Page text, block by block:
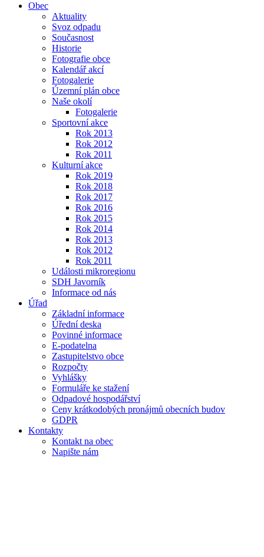
Obec
Aktuality
Svoz odpadu
Současnost
Historie
Fotografie obce
Kalendář akcí
Fotogalerie
Územní plán obce
Naše okolí
Fotogalerie
Sportovní akce
Rok 2013
Rok 2012
Rok 2011
Kulturní akce
Rok 2019
Rok 2018
Rok 2017
Rok 2016
Rok 2015
Rok 2014
Rok 2013
Rok 2012
Rok 2011
Události mikroregionu
SDH Javorník
Informace od nás
Úřad
Základní informace
Úřední deska
Povinné informace
E-podatelna
Zastupitelstvo obce
Rozpočty
Vyhlášky
Formuláře ke stažení
Odpadové hospodářství
Ceny krátkodobých pronájmů obecních budov
GDPR
Kontakty
Kontakt na obec
Napište nám